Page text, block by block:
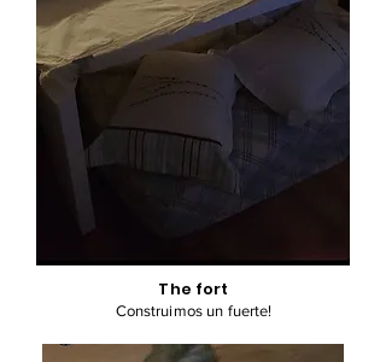
The fort
Construimos un fuerte!